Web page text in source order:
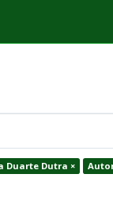
Duarte Dutra ×